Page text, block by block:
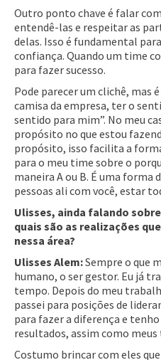
Outro ponto chave é falar
entendê-las e respeitar as
delas. Isso é fundamental
confiança. Quando um time
para fazer sucesso.
Pode parecer um clichê,
camisa da empresa, ter o
sentido para mim”. No meu
propósito no que estou
propósito, isso facilita a
para o meu time sobre o
maneira A ou B. É uma
pessoas ali com você, estar
Ulisses, ainda falando
quais são as realizações
nessa área?
Ulisses Alem:Sempre o que
humano, o ser gestor. Eu já
tempo. Depois do meu
passei para posições de
para fazer a diferença e
resultados, assim como meus
Costumo brincar com eles